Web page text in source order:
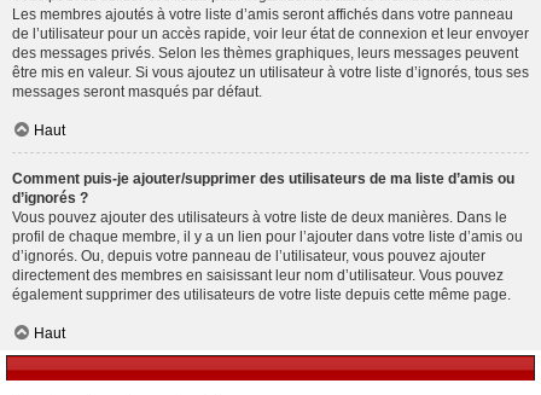
Les membres ajoutés à votre liste d’amis seront affichés dans votre panneau
de l’utilisateur pour un accès rapide, voir leur état de connexion et leur envoyer
des messages privés. Selon les thèmes graphiques, leurs messages peuvent
être mis en valeur. Si vous ajoutez un utilisateur à votre liste d’ignorés, tous ses
messages seront masqués par défaut.
Haut
Comment puis-je ajouter/supprimer des utilisateurs de ma liste d’amis ou
d’ignorés ?
Vous pouvez ajouter des utilisateurs à votre liste de deux manières. Dans le
profil de chaque membre, il y a un lien pour l’ajouter dans votre liste d’amis ou
d’ignorés. Ou, depuis votre panneau de l’utilisateur, vous pouvez ajouter
directement des membres en saisissant leur nom d’utilisateur. Vous pouvez
également supprimer des utilisateurs de votre liste depuis cette même page.
Haut